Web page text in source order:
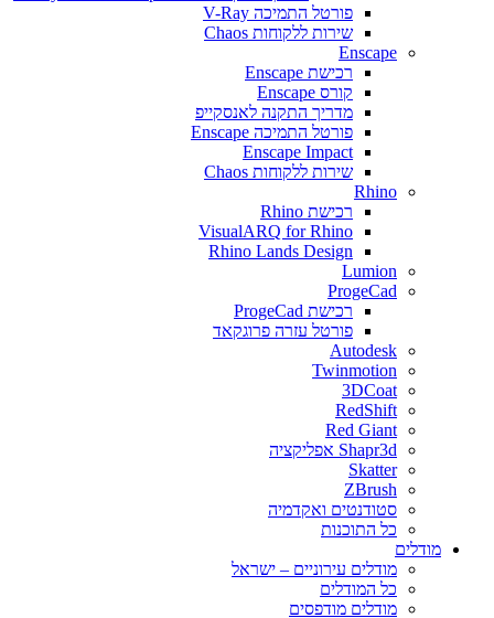
פורטל התמיכה V-Ray
שירות ללקוחות Chaos
Enscape
רכישת Enscape
קורס Enscape
מדריך התקנה לאנסקייפ
פורטל התמיכה Enscape
Enscape Impact
שירות ללקוחות Chaos
Rhino
רכישת Rhino
VisualARQ for Rhino
Rhino Lands Design
Lumion
ProgeCad
רכישת ProgeCad
פורטל עזרה פרוגקאד
Autodesk
Twinmotion
3DCoat
RedShift
Red Giant
Shapr3d אפליקציה
Skatter
ZBrush
סטודנטים ואקדמיה
כל התוכנות
מודלים
מודלים עירוניים – ישראל
כל המודלים
מודלים מודפסים